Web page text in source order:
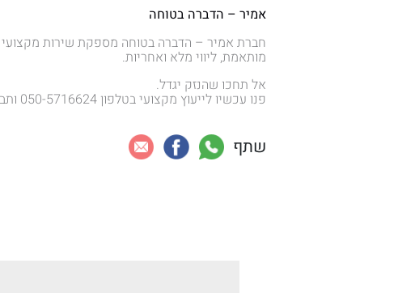
אמיר – הדברה בטוחה
חברת אמיר – הדברה בטוחה מספקת שירות מקצועי
מותאמת, ליווי מלא ואחריות.
אל תחכו שהנזק יגדל.
פנו עכשיו לייעוץ מקצועי בטלפון 050-5716624 ותבטיחו הגנה אמיתית לבית או לעסק שלכם.
שתף